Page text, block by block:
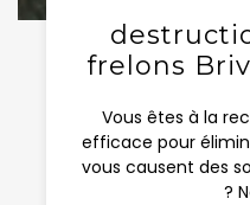
frelons
Vous êtes à la
efficace pour
vous causent des
?